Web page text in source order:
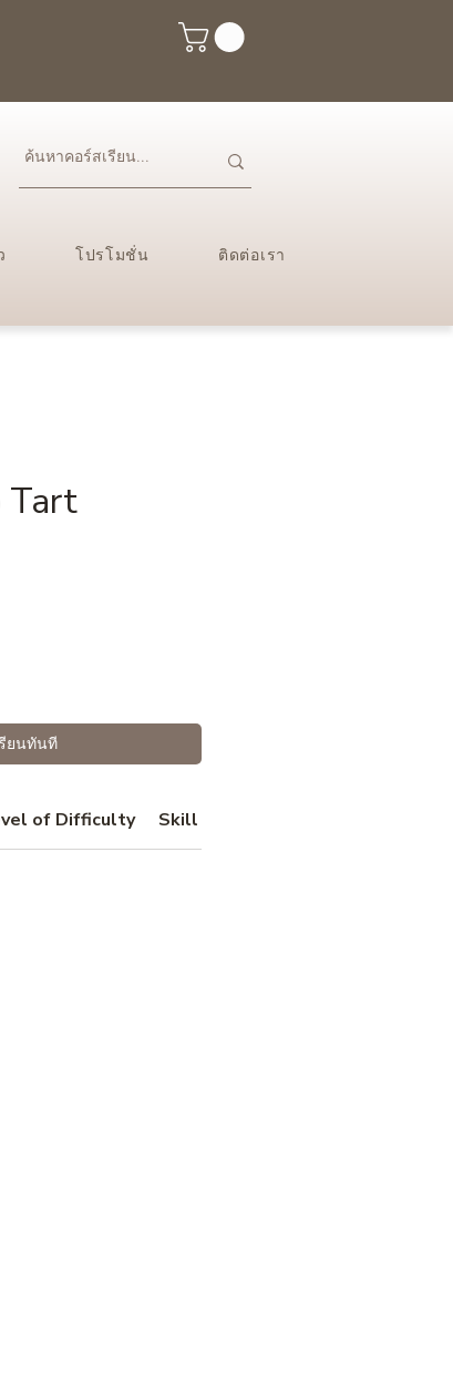
โปรโมชั่น ติดต่อเรา
Tart
ยนทันที
of Difficulty Skill